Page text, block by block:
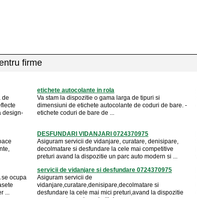
firme
de
design-
etichete autocolante in rola
Va stam la dispozitie o gama larga de tipuri si
dimensiuni de etichete autocolante de coduri de bare. -
etichete coduri de bare de ...
DESFUNDARI VIDANJARI 0724370975
Asiguram servicii de vidanjare, curatare, denisipare,
decolmatare si desfundare la cele mai competitive
preturi avand la dispozitie un parc auto modern si ...
se ocupa
...
servicii de vidanjare si desfundare 0724370975
Asiguram servicii de
vidanjare,curatare,denisipare,decolmatare si
desfundare la cele mai mici preturi,avand la dispozitie